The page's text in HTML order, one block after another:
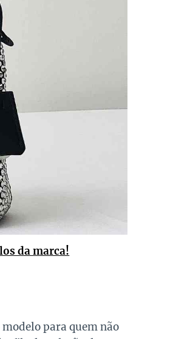
da marca!
para quem não